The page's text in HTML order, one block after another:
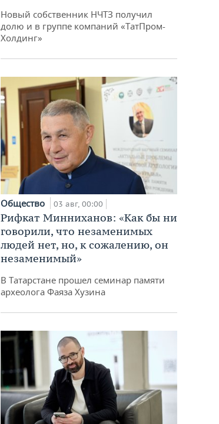
Новый собственник НЧТЗ получил
долю и в группе компаний «ТатПром-
Холдинг»
Общество 03 авг, 00:00
Рифкат Минниханов: «Как бы ни
говорили, что незаменимых
людей нет, но, к сожалению, он
незаменимый»
В Татарстане прошел семинар памяти
археолога Фаяза Хузина